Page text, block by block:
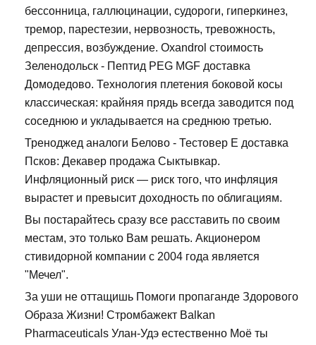
бессонница, галлюцинации, судороги, гиперкинез,
тремор, парестезии, нервозность, тревожность,
депрессия, возбуждение. Oxandrol стоимость
Зеленодольск - Пептид PEG MGF доставка
Домодедово. Технология плетения боковой косы
классическая: крайняя прядь всегда заводится под
соседнюю и укладывается на среднюю третью.
Треноджед аналоги Белово - Тестовер Е доставка
Псков: Декавер продажа Сыктывкар.
Инфляционный риск — риск того, что инфляция
вырастет и превысит доходность по облигациям.
Вы постарайтесь сразу все расставить по своим
местам, это только Вам решать. Акционером
стивидорной компании с 2004 года является
"Мечел".
За уши не оттащишь Помоги пропаганде Здорового
Образа Жизни! Стромбажект Balkan
Pharmaceuticals Улан-Удэ естественно Моё ты